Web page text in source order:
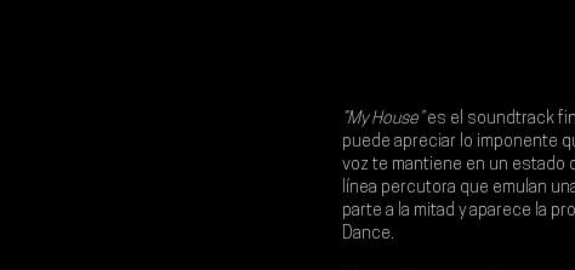
“My House” es el soundtrack
puede apreciar lo imponente
voz te mantiene en un estado
línea percutora que emulan
parte a la mitad y aparece la
Dance.